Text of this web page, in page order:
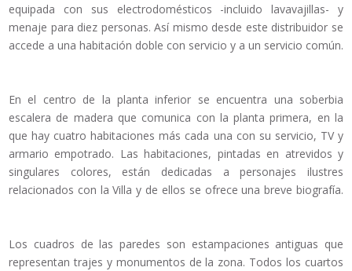
equipada con sus electrodomésticos -incluido lavavajillas- y
menaje para diez personas. Así mismo desde este distribuidor se
accede a una habitación doble con servicio y a un servicio común.
En el centro de la planta inferior se encuentra una soberbia
escalera de madera que comunica con la planta primera, en la
que hay cuatro habitaciones más cada una con su servicio, TV y
armario empotrado. Las habitaciones, pintadas en atrevidos y
singulares colores, están dedicadas a personajes ilustres
relacionados con la Villa y de ellos se ofrece una breve biografía.
Los cuadros de las paredes son estampaciones antiguas que
representan trajes y monumentos de la zona. Todos los cuartos